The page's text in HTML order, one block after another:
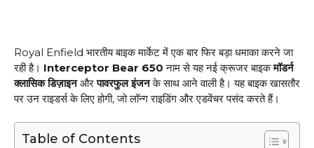
Royal Enfield भारतीय बाइक मार्केट में एक बार फिर बड़ा धमाका करने जा
रही है। Interceptor Bear 650 नाम से यह नई क्रूजर बाइकमॉडर्न
क्लासिक डिज़ाइनऔरपावरफुल इंजनके साथ आने वाली है। यह बाइक खासतौर
पर उन राइडर्स के लिए होगी, जो लॉन्ग राइडिंग और एडवेंचर पसंद करते हैं।
Table of Contents